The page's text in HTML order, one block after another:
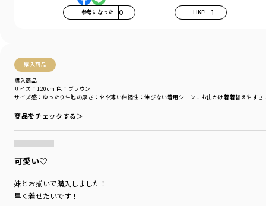
参考になった 0 LIKE! 1
購入商品
購入商品
サイズ感 ：ゆったり 生地の厚さ ：やや薄い伸縮性 ：伸びない着用シーン ：お出かけ着着替えやすさ
サイズ：120cm 色：ブラウン
商品をチェックする＞
可愛い♡
妹とお揃いで購入しました！
早く着せたいです！
着用イメージ/カラー：ブラック
モデル：身長110.0cm 体重19kg
サイズ：サイズ110
カテゴリ
カラー
商品番号
／11-4408-379